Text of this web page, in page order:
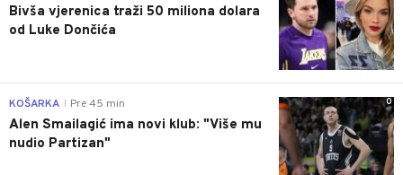
Bivša vjerenica traži 50 miliona dolara
od Luke Dončića
0
KOŠARKA Pre 45 min
Alen Smailagić ima novi klub: "Više mu
nudio Partizan"